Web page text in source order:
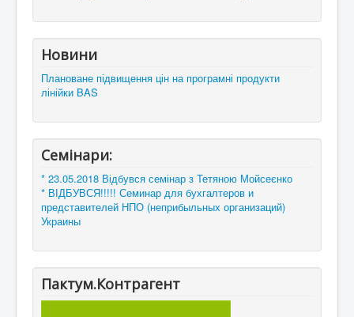
Новини
Плановане підвищення цін на програмні продукти
лінійки BAS
Семінари:
* 23.05.2018 Відбувся семінар з Тетяною Мойсеєнко
* ВІДБУВСЯ!!!!! Семинар для бухгалтеров и
представителей НПО (неприбыльных организаций)
Украины
Пактум.Контрагент